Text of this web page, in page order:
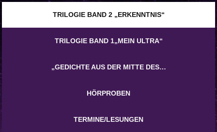
TRILOGIE BAND 2 „ERKENNTNIS“
TRILOGIE BAND 1„MEIN ULTRA“
„GEDICHTE AUS DER MITTE DES…
HÖRPROBEN
TERMINE/LESUNGEN